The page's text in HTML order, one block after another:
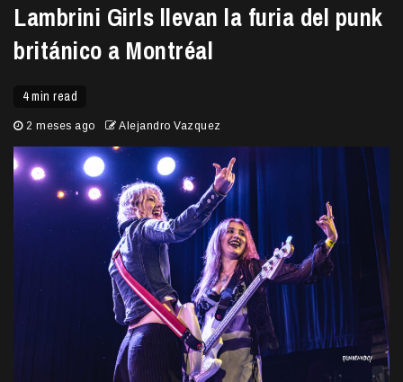
Lambrini Girls llevan la furia del punk
británico a Montréal
4 min read
2 meses ago Alejandro Vazquez